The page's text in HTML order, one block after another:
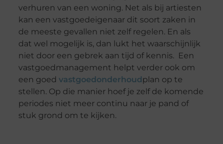
verhuren van een woning. Net als bij artiesten
kan een vastgoedeigenaar dit soort zaken in
de meeste gevallen niet zelf regelen. En als
dat wel mogelijk is, dan lukt het waarschijnlijk
niet door een gebrek aan tijd of kennis. Een
vastgoedmanagement helpt verder ook om
een goed vastgoedonderhoudplan op te
stellen. Op die manier hoef je zelf de komende
periodes niet meer continu naar je pand of
stuk grond om te kijken.